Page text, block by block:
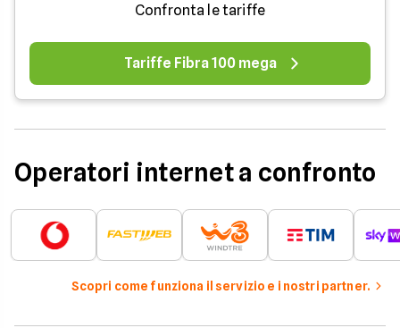
Confronta le tariffe
Tariffe Fibra 100 mega
Operatori internet a confronto
Scopri come funziona il servizio e i nostri partner.